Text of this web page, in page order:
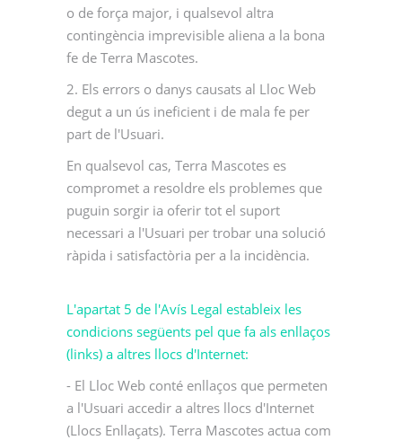
o de força major, i qualsevol altra
contingència imprevisible aliena a la bona
fe de Terra Mascotes.
2. Els errors o danys causats al Lloc Web
degut a un ús ineficient i de mala fe per
part de l'Usuari.
En qualsevol cas, Terra Mascotes es
compromet a resoldre els problemes que
puguin sorgir ia oferir tot el suport
necessari a l'Usuari per trobar una solució
ràpida i satisfactòria per a la incidència.
L'apartat 5 de l'Avís Legal estableix les
condicions següents pel que fa als enllaços
(links) a altres llocs d'Internet:
- El Lloc Web conté enllaços que permeten
a l'Usuari accedir a altres llocs d'Internet
(Llocs Enllaçats). Terra Mascotes actua com